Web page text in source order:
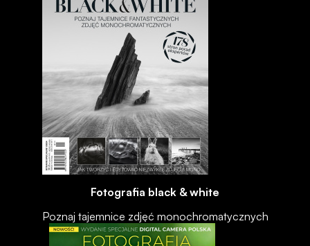
Fotografia black & white
Poznaj tajemnice zdjęć monochromatycznych